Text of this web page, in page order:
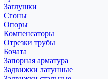
Заглушки
Сгоны
Опоры
Компенсаторы
Отрезки трубы
Бочата
Запорная арматура
Задвижки латунные